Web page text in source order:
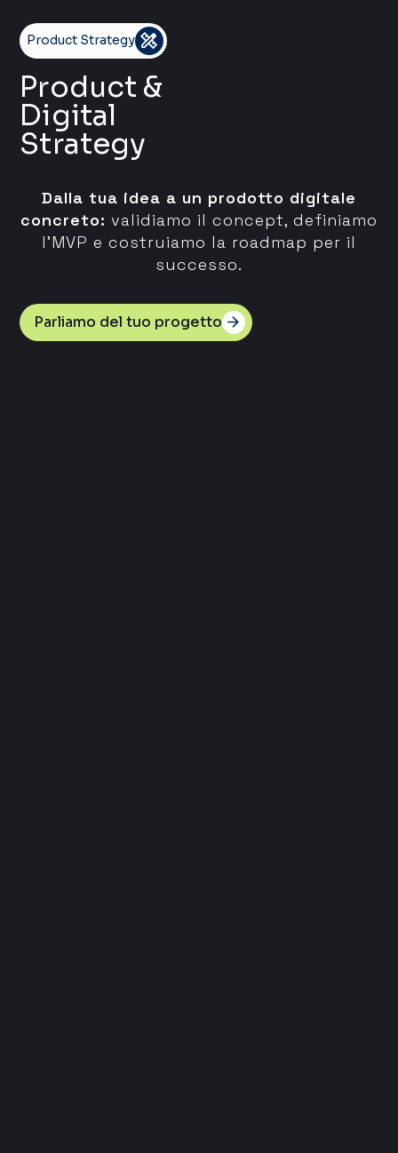
Product Strategy
Product &
Digital
Strategy
Dalla tua idea a un prodotto digitale
concreto: validiamo il concept, definiamo
l'MVP e costruiamo la roadmap per il
successo.
Parliamo del tuo progetto